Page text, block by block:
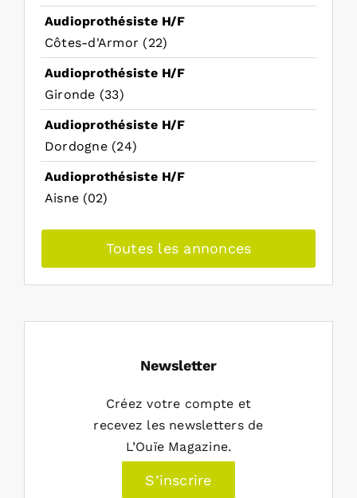
Audioprothésiste H/F
Côtes-d'Armor (22)
Audioprothésiste H/F
Gironde (33)
Audioprothésiste H/F
Dordogne (24)
Audioprothésiste H/F
Aisne (02)
Toutes les annonces
Newsletter
Créez votre compte et
recevez les newsletters de
L’Ouïe Magazine.
S’inscrire